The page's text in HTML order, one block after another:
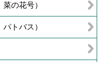
の花号）
トバス）